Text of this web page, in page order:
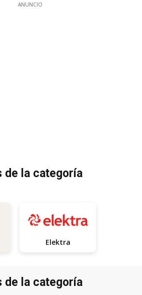
ANUNCIO
de la categoría
Elektra
de la categoría